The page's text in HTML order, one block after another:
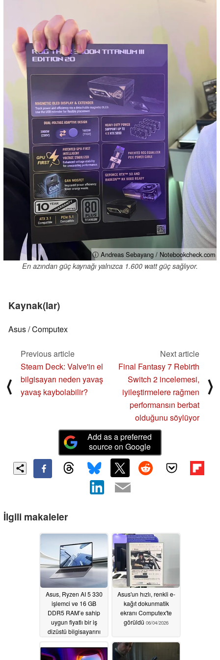
ⓘ Andreas Sebayang / Notebookcheck.com
En azından güç kaynağı yalnızca 1.600 watt güç sağlıyor.
Kaynak(lar)
Asus / Computex
⟨
Previous article
Steam Deck: Valve'in el
bilgisayarı neden yavaş
yavaş kaybolabilir?
Next article
Final Fantasy 7 Rebirth
Switch 2 incelemesi,
iyileştirmelere rağmen
performansın berbat
olduğunu söylüyor
⟩
Add as a preferred
source on Google
İlgili makaleler
Asus, Ryzen AI 5 330
işlemci ve 16 GB
DDR5 RAM’e sahip
uygun fiyatlı bir iş
dizüstü bilgisayarını
06/17/2026
Asus'un hızlı, renkli e-
kağıt dokunmatik
ekranı Computex'te
görüldü 06/04/2026